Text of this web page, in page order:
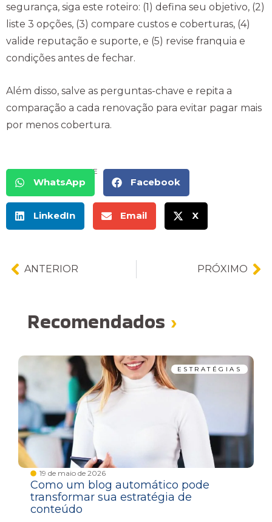
segurança, siga este roteiro: (1) defina seu objetivo, (2)
liste 3 opções, (3) compare custos e coberturas, (4)
valide reputação e suporte, e (5) revise franquia e
condições antes de fechar.
Além disso, salve as perguntas-chave e repita a
comparação a cada renovação para evitar pagar mais
por menos cobertura.
COMPARTILHE
WhatsApp Facebook
LinkedIn Email X
ANTERIOR PRÓXIMO
Recomendados ›
ESTRATÉGIAS
19 de maio de 2026
Como um blog automático pode
transformar sua estratégia de
conteúdo